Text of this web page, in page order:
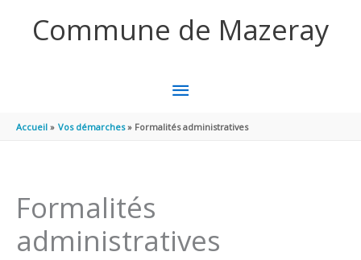
Commune de Mazeray
MENU
PRINCIPAL
Accueil Vos démarches Formalités administratives
Formalités
administratives